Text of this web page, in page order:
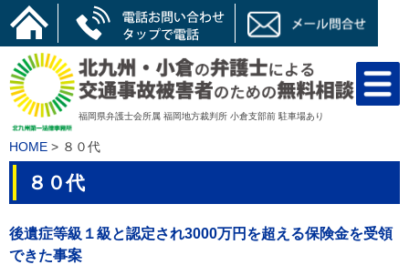
Skip
to
content
福岡県弁護士会所属 福岡地方裁判所 小倉支部前 駐車場あり
HOME > ８０代
８０代
後遺症等級１級と認定され3000万円を超える保険金を受領
できた事案